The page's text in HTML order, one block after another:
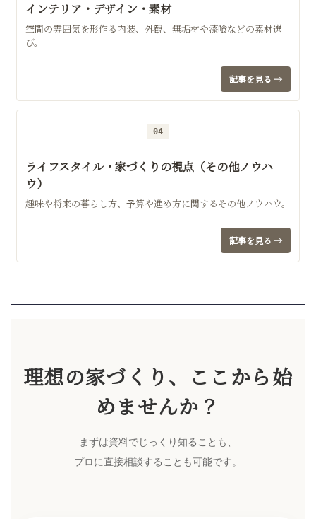
インテリア・デザイン・素材
空間の雰囲気を形作る内装、外観、無垢材や漆喰などの素材選
び。
記事を見る →
04
ライフスタイル・家づくりの視点（その他ノウハ
ウ）
趣味や将来の暮らし方、予算や進め方に関するその他ノウハウ。
記事を見る →
理想の家づくり、ここから始
めませんか？
まずは資料でじっくり知ることも、
プロに直接相談することも可能です。